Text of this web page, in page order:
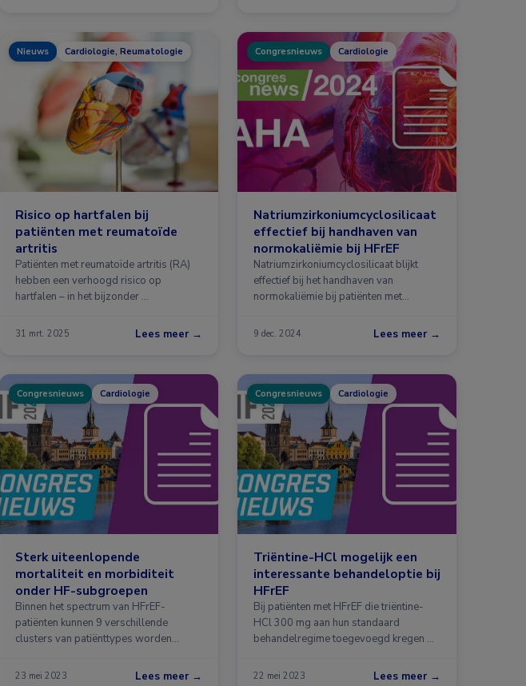
Nieuws Cardiologie, Reumatologie
Risico op hartfalen bij
patiënten met reumatoïde
artritis
Patiënten met reumatoïde artritis (RA)
hebben een verhoogd risico op
hartfalen – in het bijzonder …
31 mrt. 2025 Lees meer →
Congresnieuws Cardiologie
Natriumzirkoniumcyclosilicaat
effectief bij handhaven van
normokaliëmie bij HFrEF
Natriumzirkoniumcyclosilicaat blijkt
effectief bij het handhaven van
normokaliëmie bij patiënten met
9 dec. 2024 Lees meer →
Congresnieuws Cardiologie
Sterk uiteenlopende
mortaliteit en morbiditeit
onder HF-subgroepen
Binnen het spectrum van HFrEF-
patiënten kunnen 9 verschillende
clusters van patiënttypes worden
23 mei 2023 Lees meer →
Congresnieuws Cardiologie
Triëntine-HCl mogelijk een
interessante behandeloptie bij
HFrEF
Bij patiënten met HFrEF die triëntine-
HCl 300 mg aan hun standaard
behandelregime toegevoegd kregen …
22 mei 2023 Lees meer →